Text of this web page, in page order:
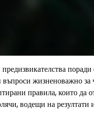
въпроси жизненоважно
правила, които
водещи на